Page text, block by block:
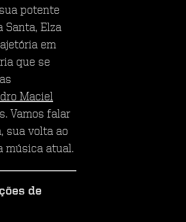
potente
Santa, Elza
em
que se
Maciel
Vamos falar
sua volta ao
música atual.
de